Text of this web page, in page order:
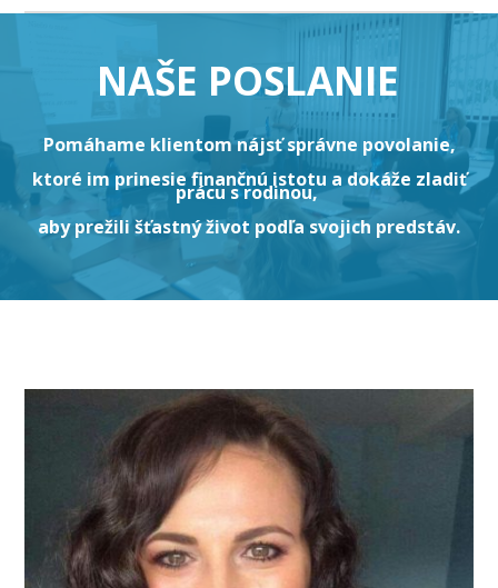
NAŠE POSLANIE
Pomáhame klientomnájsť správne povolanie,
ktoré im prinesie finančnú istotu a dokáže zladiť
prácu s rodinou,
aby prežili šťastný život podľa svojich predstáv.